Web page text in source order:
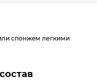
спонжем легкими